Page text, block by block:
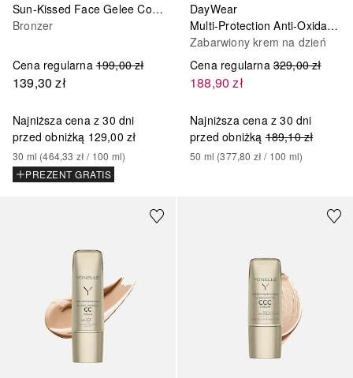
Sun-Kissed Face Gelee Complexion Multitasker
Bronzer
Cena regularna 199,00 zł
139,30 zł
Najniższa cena z 30 dni
przed obniżką 129,00 zł
30 ml (464,33 zł / 100 ml)
PREZENT GRATIS
DayWear
Multi-Protection Anti-Oxidant Sheer Tint Release Moisturiser SPF 15
Zabarwiony krem na dzień
Cena regularna 329,00 zł
188,90 zł
Najniższa cena z 30 dni
przed obniżką 189,10 zł
50 ml (377,80 zł / 100 ml)